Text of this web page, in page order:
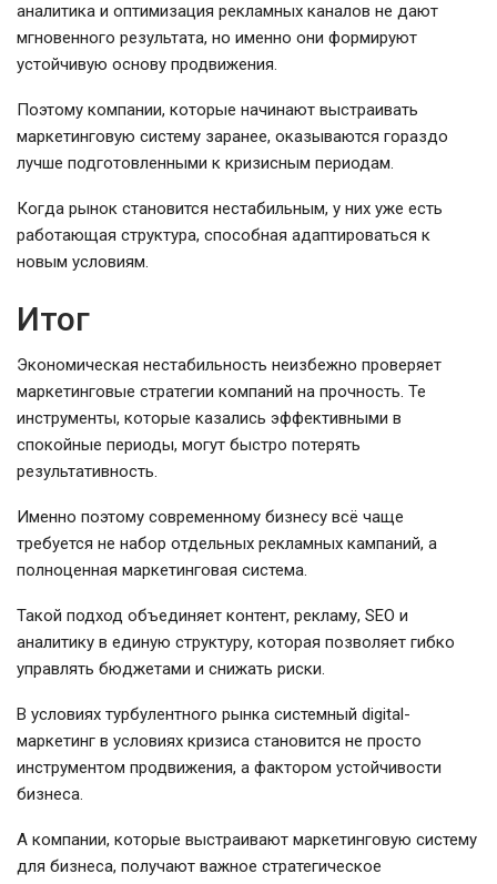
аналитика и оптимизация рекламных каналов не дают
мгновенного результата, но именно они формируют
устойчивую основу продвижения.
Поэтому компании, которые начинают выстраивать
маркетинговую систему заранее, оказываются гораздо
лучше подготовленными к кризисным периодам.
Когда рынок становится нестабильным, у них уже есть
работающая структура, способная адаптироваться к
новым условиям.
Итог
Экономическая нестабильность неизбежно проверяет
маркетинговые стратегии компаний на прочность. Те
инструменты, которые казались эффективными в
спокойные периоды, могут быстро потерять
результативность.
Именно поэтому современному бизнесу всё чаще
требуется не набор отдельных рекламных кампаний, а
полноценная маркетинговая система.
Такой подход объединяет контент, рекламу, SEO и
аналитику в единую структуру, которая позволяет гибко
управлять бюджетами и снижать риски.
В условиях турбулентного рынка системный digital-
маркетинг в условиях кризиса становится не просто
инструментом продвижения, а фактором устойчивости
бизнеса.
А компании, которые выстраивают маркетинговую систему
для бизнеса, получают важное стратегическое